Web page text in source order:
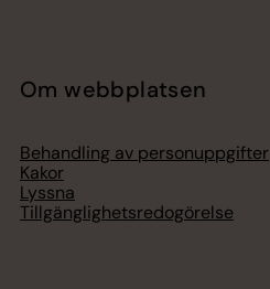
Om webbplatsen
Behandling av personuppgifter
Kakor
Lyssna
Tillgänglighetsredogörelse